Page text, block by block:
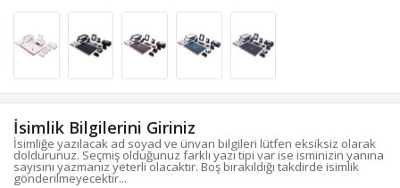
İsimlik Bilgilerini Giriniz
İsimliğe yazılacak ad soyad ve ünvan bilgileri lütfen eksiksiz olarak
doldurunuz. Seçmiş olduğunuz farklı yazı tipi var ise isminizin yanına
sayısını yazmanız yeterli olacaktır. Boş bırakıldığı takdirde isimlik
gönderilmeyecektir...